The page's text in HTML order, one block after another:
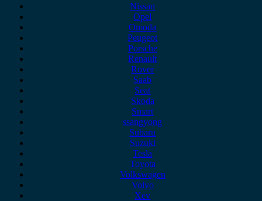
Nissan
Opel
Omoda
Peugeot
Porsche
Renault
Rover
Saab
Seat
Skoda
Smart
ssangyong
Subaru
Suzuki
Tesla
Toyota
Volkswagen
Volvo
Xev